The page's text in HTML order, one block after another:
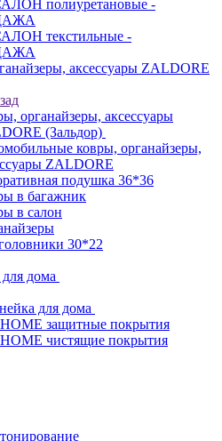
полиуретановые -
текстильные -
аксессуары ZALDORE
органайзеры, аксессуары
(Зальдор)
ковры, органайзеры,
ZALDORE
подушка 36*36
в багажник
в салон
30*22
дома
для дома
защитные покрытия
чистящие покрытия